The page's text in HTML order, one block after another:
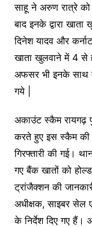
साहू ने अरुण रात्रे
बाद इनके द्वारा
दिनेश यादव और
खाता खुलवाने में 4 से
अफसर भी इनके साथ
गये |
अकाउंट स्कैम रायगढ़
करते हुए इस स्कैम की
गिरफ्तारी की गई।
गए बैंक खातों को
ट्रांजैक्शन की
अधीक्षक, साइबर सेल
के निर्देश दिए गए हैं।